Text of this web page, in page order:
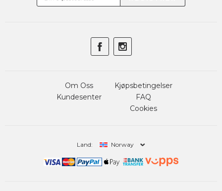
Om Oss
Kundesenter
Kjøpsbetingelser
FAQ
Cookies
Land: Norway